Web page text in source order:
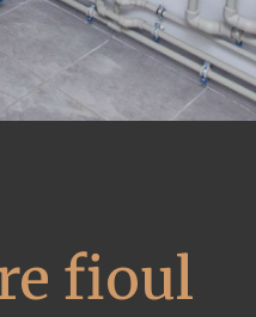
fioul